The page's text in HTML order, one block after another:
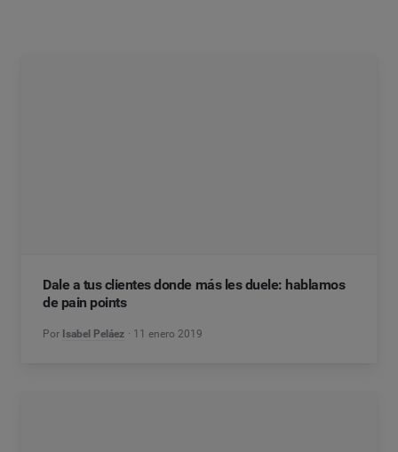
Dale a tus clientes donde más les duele: hablamos
de pain points
Por Isabel Peláez 11 enero 2019